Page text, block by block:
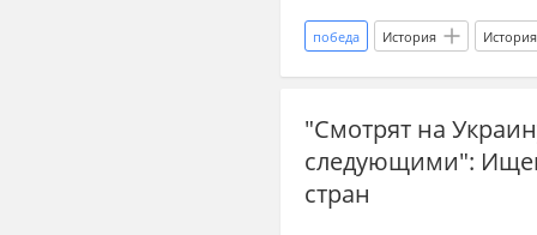
победа История История
Тимофей Милованов
Первая мировая война
революция переворот
Февральская революция 1917 года
"Смотрят на
следующими":
стран